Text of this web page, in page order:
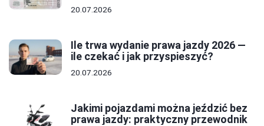
20.07.2026
Ile trwa wydanie prawa jazdy 2026 —
ile czekać i jak przyspieszyć?
20.07.2026
Jakimi pojazdami można jeździć bez
prawa jazdy: praktyczny przewodnik